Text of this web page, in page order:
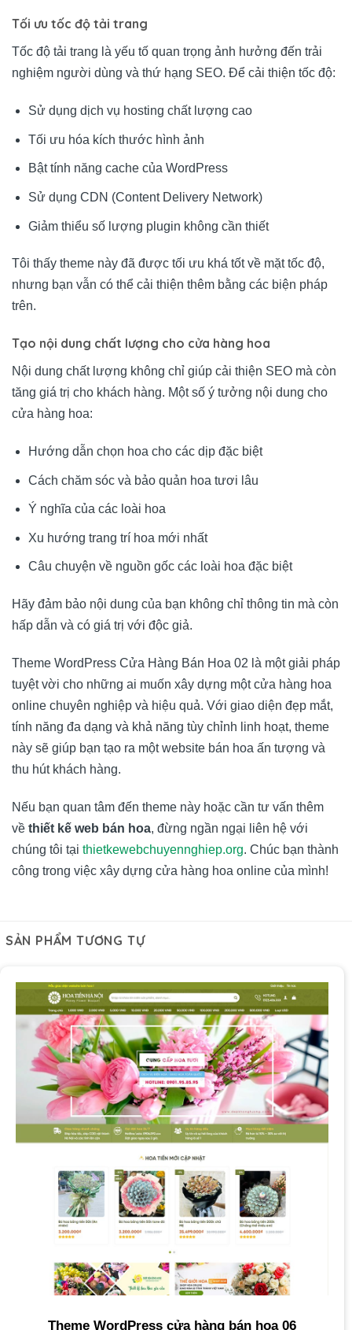
Tối ưu tốc độ tải trang
Tốc độ tải trang là yếu tố quan trọng ảnh hưởng đến trải
nghiệm người dùng và thứ hạng SEO. Để cải thiện tốc độ:
Sử dụng dịch vụ hosting chất lượng cao
Tối ưu hóa kích thước hình ảnh
Bật tính năng cache của WordPress
Sử dụng CDN (Content Delivery Network)
Giảm thiểu số lượng plugin không cần thiết
Tôi thấy theme này đã được tối ưu khá tốt về mặt tốc độ,
nhưng bạn vẫn có thể cải thiện thêm bằng các biện pháp
trên.
Tạo nội dung chất lượng cho cửa hàng hoa
Nội dung chất lượng không chỉ giúp cải thiện SEO mà còn
tăng giá trị cho khách hàng. Một số ý tưởng nội dung cho
cửa hàng hoa:
Hướng dẫn chọn hoa cho các dịp đặc biệt
Cách chăm sóc và bảo quản hoa tươi lâu
Ý nghĩa của các loài hoa
Xu hướng trang trí hoa mới nhất
Câu chuyện về nguồn gốc các loài hoa đặc biệt
Hãy đảm bảo nội dung của bạn không chỉ thông tin mà còn
hấp dẫn và có giá trị với độc giả.
Theme WordPress Cửa Hàng Bán Hoa 02 là một giải pháp
tuyệt vời cho những ai muốn xây dựng một cửa hàng hoa
online chuyên nghiệp và hiệu quả. Với giao diện đẹp mắt,
tính năng đa dạng và khả năng tùy chỉnh linh hoạt, theme
này sẽ giúp bạn tạo ra một website bán hoa ấn tượng và
thu hút khách hàng.
Nếu bạn quan tâm đến theme này hoặc cần tư vấn thêm
về thiết kế web bán hoa, đừng ngần ngại liên hệ với
chúng tôi tại thietkewebchuyennghiep.org. Chúc bạn thành
công trong việc xây dựng cửa hàng hoa online của mình!
SẢN PHẨM TƯƠNG TỰ
Theme WordPress cửa hàng bán hoa 06